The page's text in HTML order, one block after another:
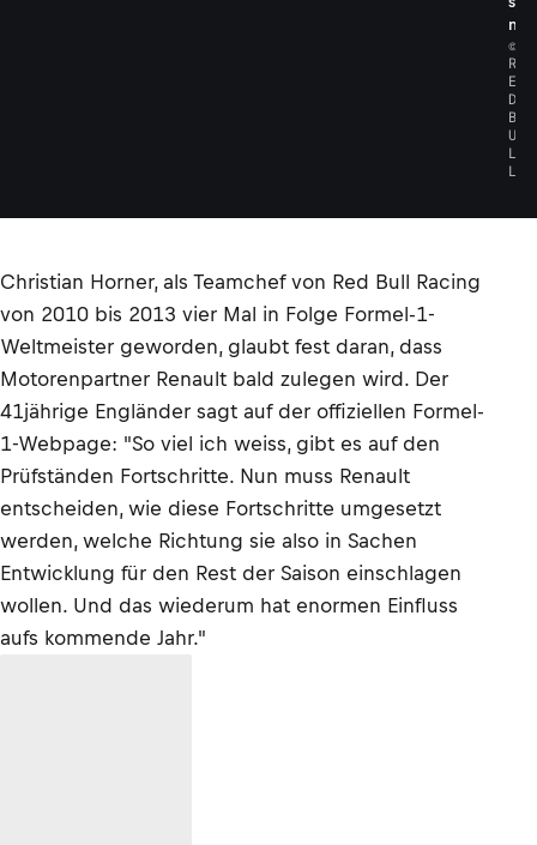
n
©
R
E
D
B
U
L
L
Christian Horner, als Teamchef von Red Bull Racing
von 2010 bis 2013 vier Mal in Folge Formel-1-
Weltmeister geworden, glaubt fest daran, dass
Motorenpartner Renault bald zulegen wird. Der
41jährige Engländer sagt auf der offiziellen Formel-
1-Webpage: "So viel ich weiss, gibt es auf den
Prüfständen Fortschritte. Nun muss Renault
entscheiden, wie diese Fortschritte umgesetzt
werden, welche Richtung sie also in Sachen
Entwicklung für den Rest der Saison einschlagen
wollen. Und das wiederum hat enormen Einfluss
aufs kommende Jahr."